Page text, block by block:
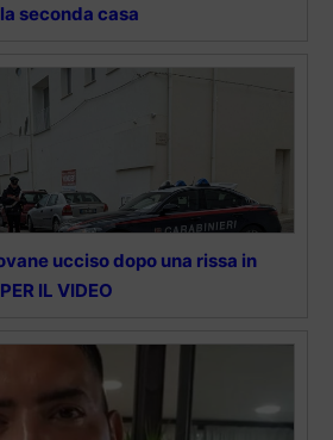
seconda casa
ucciso dopo una rissa in
IL VIDEO